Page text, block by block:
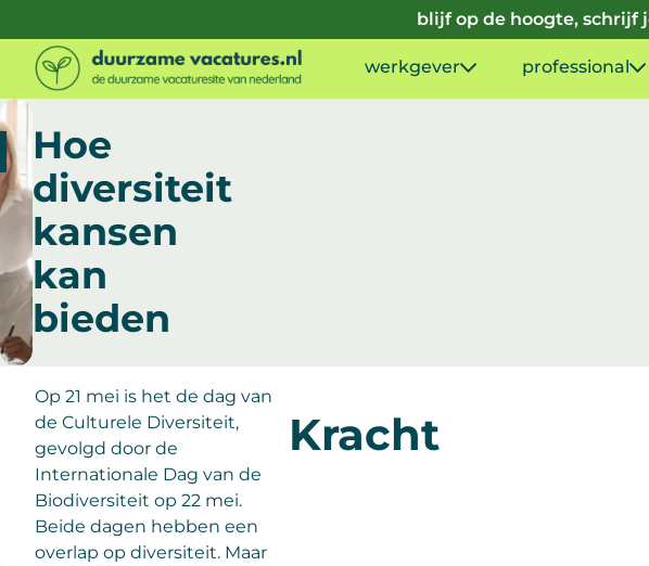
blijf op de hoogte, schrijf
werkgever professional
Hoe
diversiteit
kansen
kan
bieden
Op 21 mei is het de dag van
de Culturele Diversiteit,
gevolgd door de
Internationale Dag van de
Biodiversiteit op 22 mei.
Beide dagen hebben een
overlap op diversiteit. Maar
Kracht